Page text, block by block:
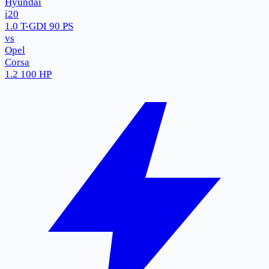
i20
1.0 T-GDI 90 PS
vs
Opel
Corsa
1.2 100 HP